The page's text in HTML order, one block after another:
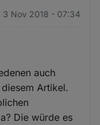
3 Nov 2018 - 07:34
auch
Artikel.
Die würde es